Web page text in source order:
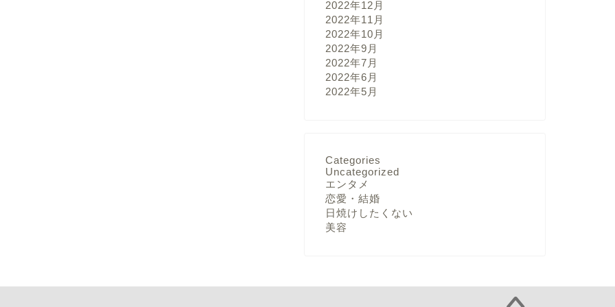
2022年12月
2022年11月
2022年10月
2022年9月
2022年7月
2022年6月
2022年5月
Categories
Uncategorized
エンタメ
恋愛・結婚
日焼けしたくない
美容